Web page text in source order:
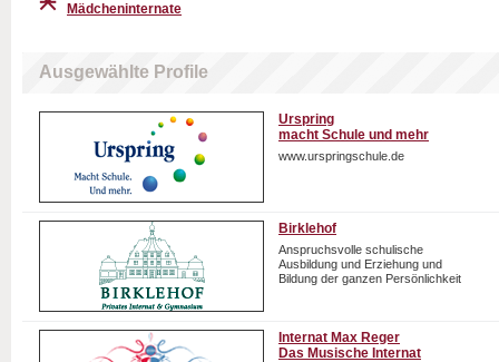
Mädcheninternate
Ausgewählte Profile
Urspring
macht Schule und mehr
www.urspringschule.de
Birklehof
Anspruchsvolle schulische
Ausbildung und Erziehung und
Bildung der ganzen Persönlichkeit
Internat Max Reger
Das Musische Internat